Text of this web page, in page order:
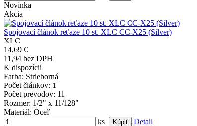
Novinka
Akcia
Spojovací článok reťaze 10 st. XLC CC-X25 (Silver)
XLC
14,69 €
11,94 bez DPH
K dispozícii
Farba: Strieborná
Počet článkov: 1
Počet prevodov: 11
Rozmer: 1/2" x 11/128"
Materiál: Oceľ
ks
Detail